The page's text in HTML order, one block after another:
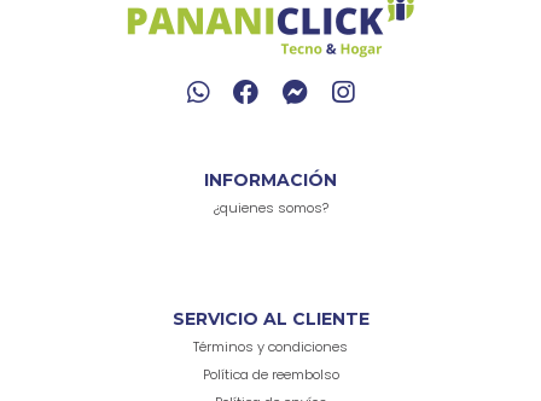
INFORMACIÓN
¿quienes somos?
SERVICIO AL CLIENTE
Términos y condiciones
Política de reembolso